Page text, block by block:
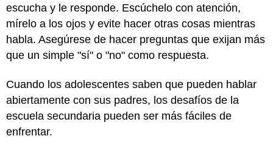
escucha y le responde. Escúchelo con atención,
mírelo a los ojos y evite hacer otras cosas mientras
habla. Asegúrese de hacer preguntas que exijan más
que un simple "sí" o "no" como respuesta.
Cuando los adolescentes saben que pueden hablar
abiertamente con sus padres, los desafíos de la
escuela secundaria pueden ser más fáciles de
enfrentar.